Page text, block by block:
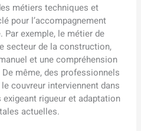
métiers techniques et
pour l’accompagnement
Par exemple, le métier de
secteur de la construction,
et une compréhension
même, des professionnels
couvreur interviennent dans
rigueur et adaptation
actuelles.